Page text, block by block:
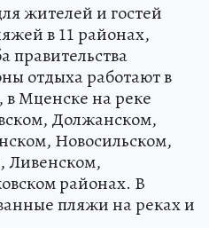
жителей и гостей
в 11 районах,
правительства
отдыха работают в
Мценске на реке
Должанском,
Новосильском,
Ливенском,
районах. В
пляжи на реках и